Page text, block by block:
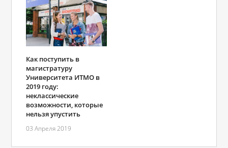
Как поступить в
магистратуру
Университета ИТМО в
2019 году:
неклассические
возможности, которые
нельзя упустить
03 Апреля 2019